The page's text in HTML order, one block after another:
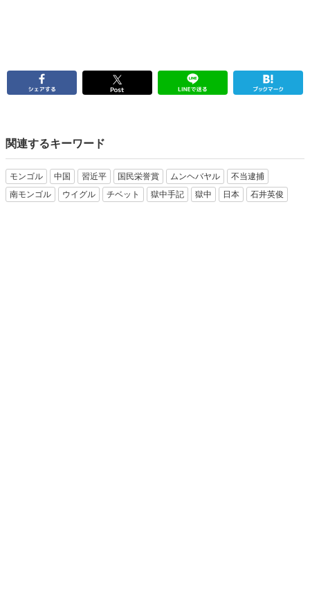
関連するキーワード
モンゴル 中国 習近平 国民栄誉賞 ムンヘバヤル
不当逮捕
南モンゴル
ウイグル チベット 獄中手記 獄中 日本 石井英俊